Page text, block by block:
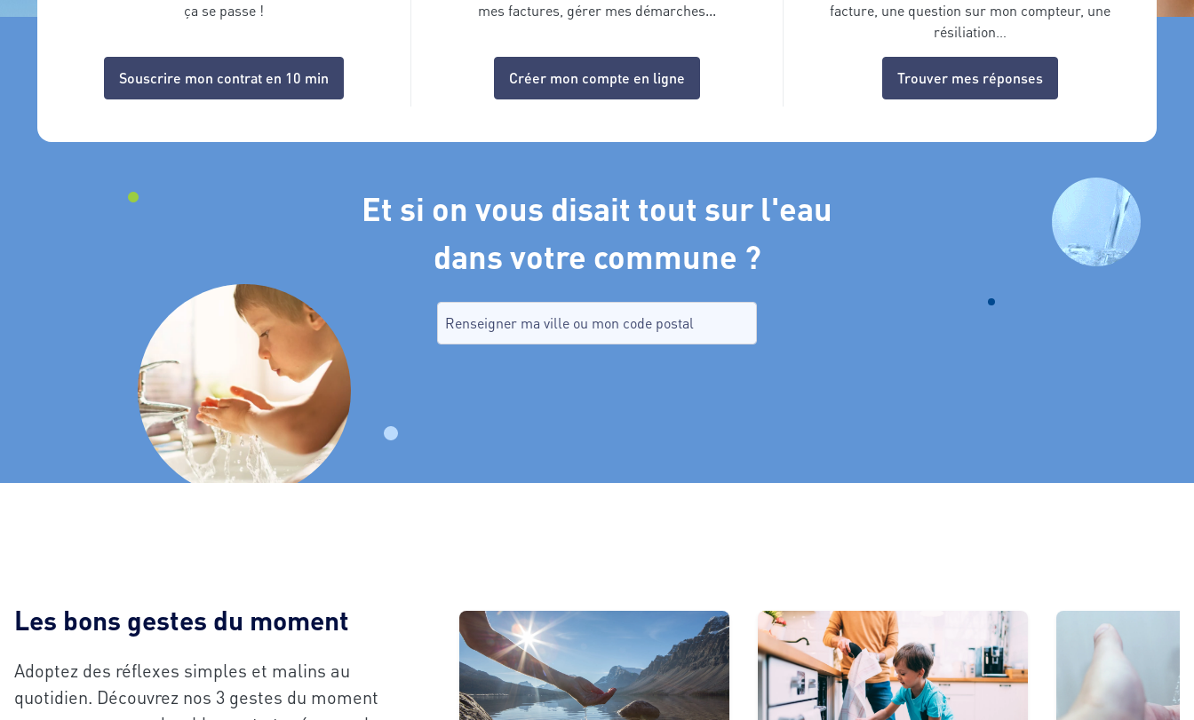
ça se passe !
Souscrire mon contrat en 10 min
mes factures, gérer mes démarches...
Créer mon compte en ligne
facture, une question sur mon compteur, une
résiliation…
Trouver mes réponses
Et si on vous disait tout sur l'eau
dans votre commune ?
Les bons gestes du moment
Adoptez des réflexes simples et malins au
quotidien. Découvrez nos 3 gestes du moment